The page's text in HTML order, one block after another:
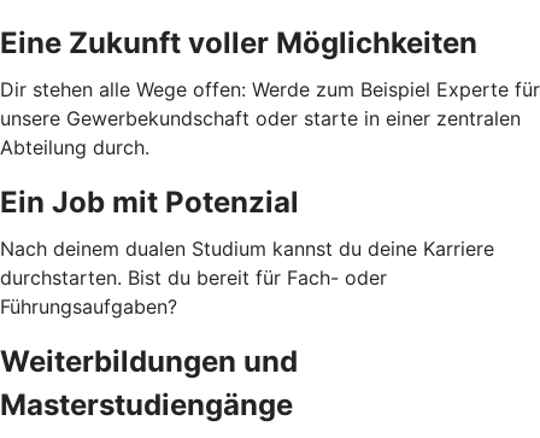
Eine Zukunft voller Möglichkeiten
Dir stehen alle Wege offen: Werde zum Beispiel Experte für
unsere Gewerbekundschaft oder starte in einer zentralen
Abteilung durch.
Ein Job mit Potenzial
Nach deinem dualen Studium kannst du deine Karriere
durchstarten. Bist du bereit für Fach- oder
Führungsaufgaben?
Weiterbildungen und
Masterstudiengänge